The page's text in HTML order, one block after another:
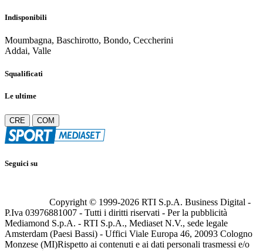
Indisponibili
Moumbagna, Baschirotto, Bondo, Ceccherini
Addai, Valle
Squalificati
Le ultime
CRE COM
Seguici su
Copyright © 1999-2026 RTI S.p.A. Business Digital -
P.Iva 03976881007 - Tutti i diritti riservati - Per la pubblicità
Mediamond S.p.A. - RTI S.p.A., Mediaset N.V., sede legale
Amsterdam (Paesi Bassi) - Uffici Viale Europa 46, 20093 Cologno
Monzese (MI)Rispetto ai contenuti e ai dati personali trasmessi e/o